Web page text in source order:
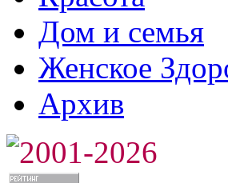
Дом и семья
Женское
Архив
2001-2026